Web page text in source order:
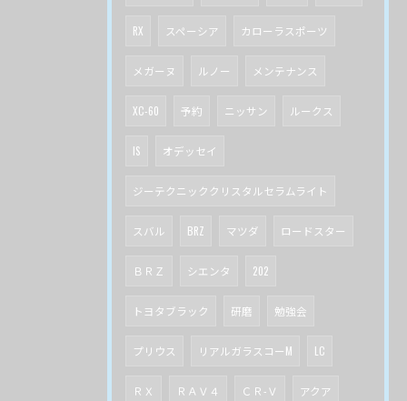
RX スペーシア カローラスポーツ
メガーヌ ルノー メンテナンス
XC-60 予約 ニッサン ルークス
IS オデッセイ
ジーテクニッククリスタルセラムライト
スバル BRZ マツダ ロードスター
ＢＲＺ シエンタ 202
トヨタブラック 研磨 勉強会
プリウス リアルガラスコーM LC
ＲＸ ＲＡＶ４ ＣＲ-Ｖ アクア